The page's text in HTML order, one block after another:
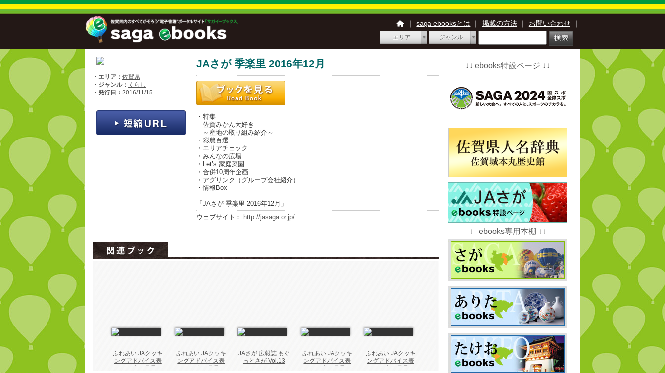
｜ saga ebooksとは ｜ 掲載の方法 ｜ お問い合わせ ｜
エリア ジャンル
・エリア： 佐賀県
・ジャンル： くらし
・発行日： 2016/11/15
JAさが 季楽里 2016年12月
・特集
佐賀みかん大好き
～産地の取り組み紹介～
・彩農百選
・エリアチェック
・みんなの広場
・Let’s 家庭菜園
・合併10周年企画
・アグリンク（グループ会社紹介）
・情報Box
「JAさが 季楽里 2016年12月」
ウェブサイト：
http://jasaga.or.jp/
ふれあい JAクッキ
ングアドバイス表
ふれあい JAクッキ
ングアドバイス表
JAさが 広報誌 もぐ
っとさが Vol.13
ふれあい JAクッキ
ングアドバイス表
ふれあい JAクッキ
ングアドバイス表
↓↓ ebooks特設ページ ↓↓
↓↓ ebooks専用本棚 ↓↓